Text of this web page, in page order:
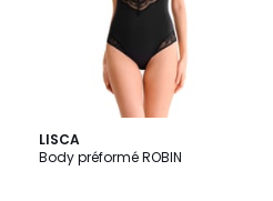
LISCA
Body préformé ROBIN
2
Couleurs